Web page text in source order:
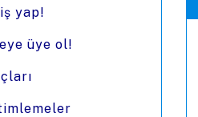
yap!
üye ol!